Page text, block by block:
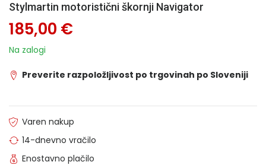
Stylmartin motoristični škornji Navigator
185,00 €
Na zalogi
Preverite razpoložljivost po trgovinah po Sloveniji
Varen nakup
14-dnevno vračilo
Enostavno plačilo